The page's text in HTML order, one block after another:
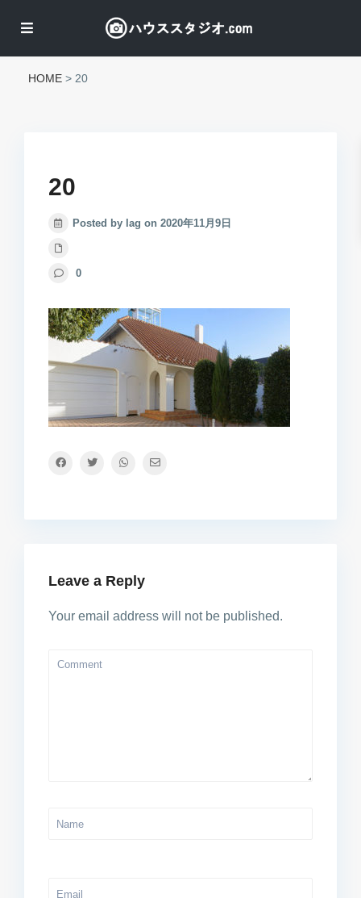
HOME > 20
20
Posted by lag on 2020年11月9日
0
Leave a Reply
Your email address will not be published.